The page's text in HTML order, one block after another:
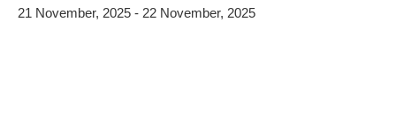
21 November, 2025 - 22 November, 2025